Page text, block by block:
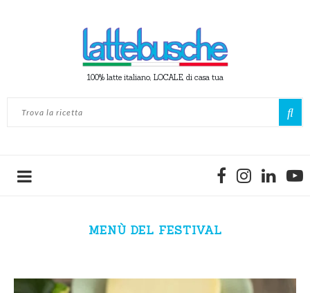
100% latte italiano, LOCALE, di casa tua
MENÙ DEL FESTIVAL